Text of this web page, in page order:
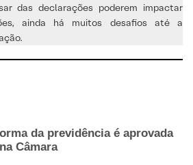
das declarações poderem impactar
ainda há muitos desafios até a
da previdência é aprovada
Câmara